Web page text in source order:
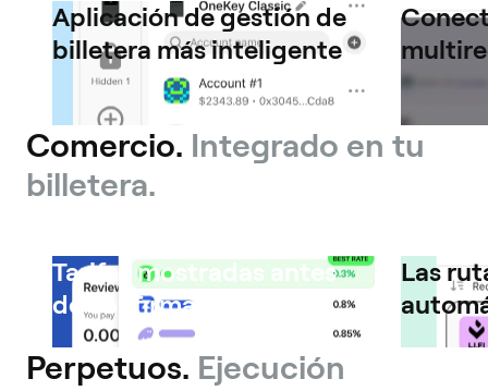
Aplicación de gestión de
billetera más inteligente
Comercio. Integrado en tu
billetera.
Tarifas mostradas antes
de confirmar
Las
Perpetuos. Ejecución